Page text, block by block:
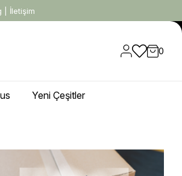
İletişim
0
Yeni Çeşitler